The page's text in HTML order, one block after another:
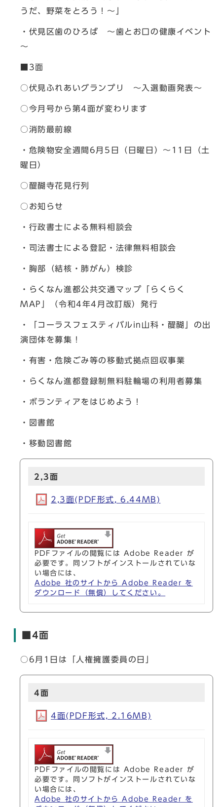
うだ、野菜をとろう！～」
・伏見区歯のひろば ～歯とお口の健康イベント
～
■3面
○伏見ふれあいグランプリ ～入選動画発表～
○今月号から第4面が変わります
○消防最前線
・危険物安全週間6月5日（日曜日）～11日（土
曜日）
○醍醐寺花見行列
○お知らせ
・行政書士による無料相談会
・司法書士による登記・法律無料相談会
・胸部（結核・肺がん）検診
・らくなん進都公共交通マップ「らくらく
MAP」（令和4年4月改訂版）発行
・「コーラスフェスティバルin山科・醍醐」の出
演団体を募集！
・有害・危険ごみ等の移動式拠点回収事業
・らくなん進都登録制無料駐輪場の利用者募集
・ボランティアをはじめよう！
・図書館
・移動図書館
2,3面
2,3面(PDF形式, 6.44MB)
PDFファイルの閲覧には Adobe Reader が
必要です。同ソフトがインストールされていな
い場合には、
Adobe 社のサイトから Adobe Reader を
ダウンロード（無償）してください。
■4面
○6月1日は「人権擁護委員の日」
4面
4面(PDF形式, 2.16MB)
PDFファイルの閲覧には Adobe Reader が
必要です。同ソフトがインストールされていな
い場合には、
Adobe 社のサイトから Adobe Reader を